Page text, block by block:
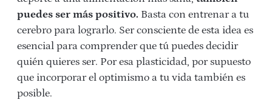
puedes ser más positivo. Basta con entrenar a tu
cerebro para lograrlo. Ser consciente de esta idea es
esencial para comprender que tú puedes decidir
quién quieres ser. Por esa plasticidad, por supuesto
que incorporar el optimismo a tu vida también es
posible.